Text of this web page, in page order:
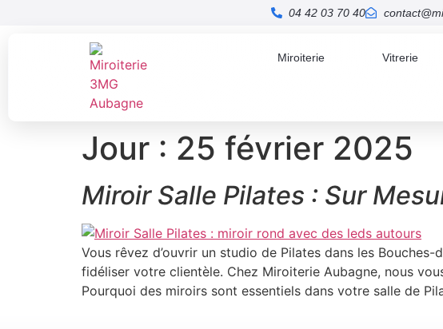
04 42 03 70 40
Miroiterie Vitrerie
Jour : 25 février 2025
Miroir Salle Pilates : Sur
Vous rêvez d’ouvrir un studio de Pilates dans les
fidéliser votre clientèle. Chez Miroiterie Aubagne, nous
Pourquoi des miroirs sont essentiels dans votre salle de